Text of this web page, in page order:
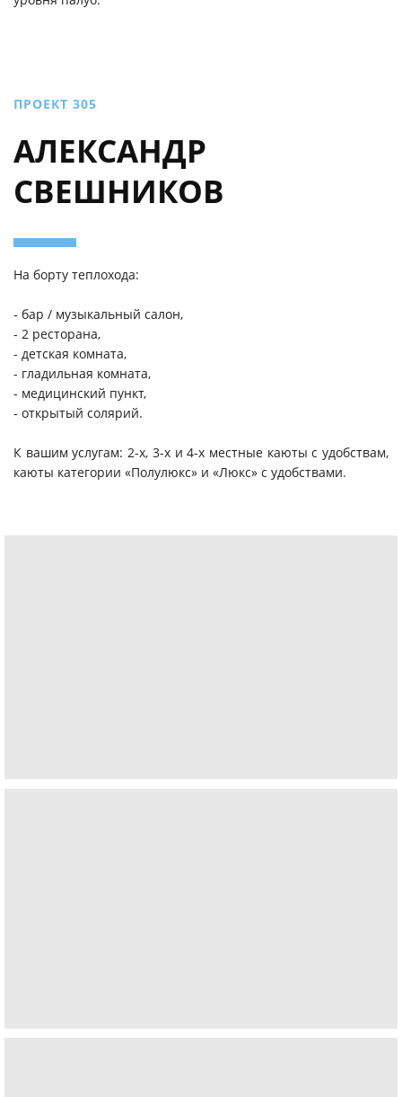
ПРОЕКТ 305
АЛЕКСАНДР
СВЕШНИКОВ
На борту теплохода:
- бар / музыкальный салон,
- 2 ресторана,
- детская комната,
- гладильная комната,
- медицинский пункт,
- открытый солярий.
К вашим услугам: 2-х, 3-х и 4-х местные каюты с удобствам,
каюты категории «Полулюкс» и «Люкс» с удобствами.